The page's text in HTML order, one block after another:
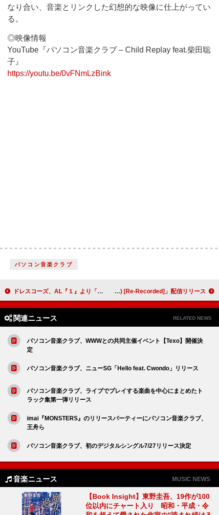
なり合い、音楽とリンクした幻想的な映像に仕上がってい
る。
◎映像情報
YouTube『パソコン音楽クラブ – Child Replay feat.柴田聡
子』
https://youtu.be/0vFNmLzBink
パソコン音楽クラブ
ドレスコーズ、AL『１』より「愛に気をつけてね」スペシャルムービー公開 FIVE NEW OLD、「Liberty (feat. ODD Foot Works) [Re-Recorded]」配信リリース
関連ニュース RELATED NEWS
パソコン音楽クラブ、WWWとの共同主催イベント【Texo】開催決
定
パソコン音楽クラブ、ニューSG「Hello feat. Cwondo」リリース
パソコン音楽クラブ、ライブでプレイする楽曲を中心にまとめたト
ラック集第一弾リリース
imai『MONSTERS』のリリースパーティーにパソコン音楽クラブ、
王舟ら
パソコン音楽クラブ、初のデジタルシングル7/27リリース決定
音楽ニュース MUSIC NEWS
【Book Insight】東野圭吾、19作が100
位以内にチャート入り 昭和・平成・令